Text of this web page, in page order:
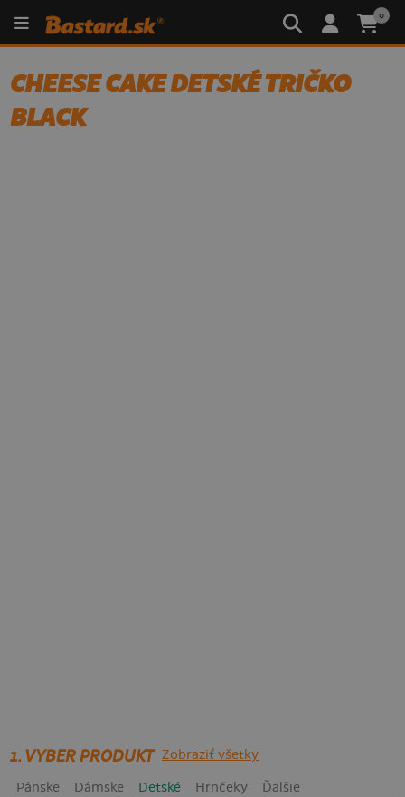
0
CHEESE CAKE DETSKÉ TRIČKO
BLACK
1. VYBER PRODUKT Zobraziť všetky
Pánske Dámske Detské Hrnčeky Ďalšie